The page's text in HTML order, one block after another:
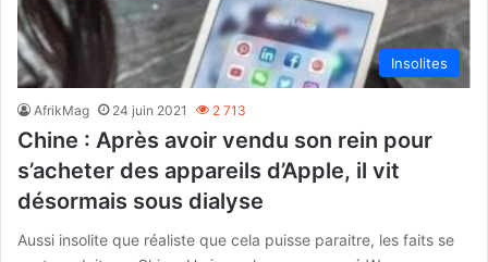
Insolites
AfrikMag 24 juin 2021 2 713
Chine : Après avoir vendu son rein pour
s’acheter des appareils d’Apple, il vit
désormais sous dialyse
Aussi insolite que réaliste que cela puisse paraitre, les faits se